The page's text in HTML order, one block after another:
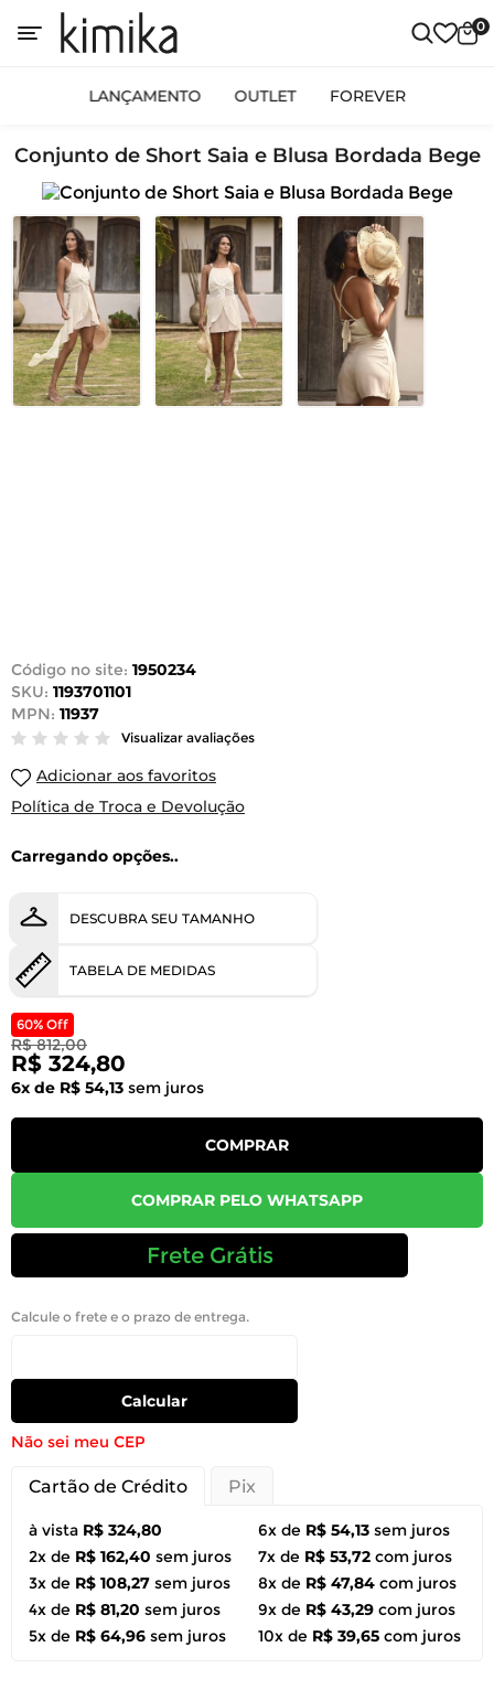
0
LANÇAMENTO OUTLET FOREVER
Conjunto de Short Saia e Blusa Bordada Bege
Código no site: 1950234
SKU: 1193701101
MPN: 11937
Visualizar avaliações
Adicionar aos favoritos
Política de Troca e Devolução
Carregando opções..
DESCUBRA SEU TAMANHO
TABELA DE MEDIDAS
60% Off
R$ 812,00
R$ 324,80
6x de R$ 54,13 sem juros
COMPRAR
COMPRAR PELO WHATSAPP
Frete Grátis
Calcule o frete e o prazo de entrega.
Calcular
Não sei meu CEP
Cartão de Crédito Pix
à vista R$ 324,80
2x de R$ 162,40 sem juros
3x de R$ 108,27 sem juros
4x de R$ 81,20 sem juros
5x de R$ 64,96 sem juros
6x de R$ 54,13 sem juros
7x de R$ 53,72 com juros
8x de R$ 47,84 com juros
9x de R$ 43,29 com juros
10x de R$ 39,65 com juros